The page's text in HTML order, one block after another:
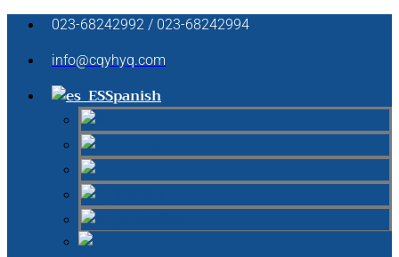
023-68242992 / 023-68242994
info@cqyhyq.com
Spanish